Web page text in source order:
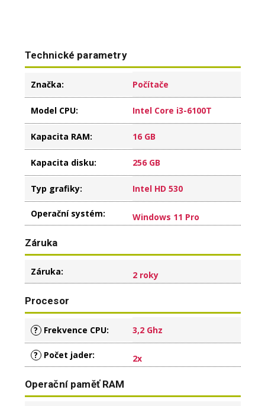
Technické parametry
Značka: Počítače
Model CPU: Intel Core i3-6100T
Kapacita RAM: 16 GB
Kapacita disku: 256 GB
Typ grafiky: Intel HD 530
Operační systém: Windows 11 Pro
Záruka
Záruka: 2 roky
Procesor
? Frekvence CPU: 3,2 Ghz
? Počet jader: 2x
Operační paměť RAM